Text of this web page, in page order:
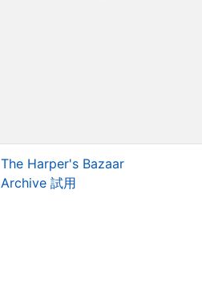
The Harper's Bazaar
Archive 試用